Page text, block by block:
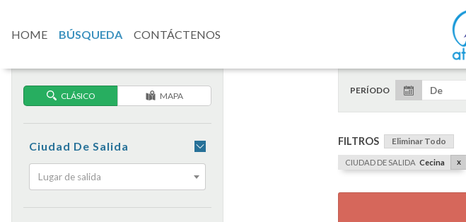
HOME BÚSQUEDA CONTÁCTENOS
CLÁSICO MAPA
Ciudad De Salida
Lugar de salida
PERÍODO
FILTROS Eliminar Todo
CIUDAD DE SALIDA Cecina x